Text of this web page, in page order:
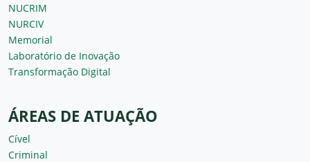
NUCRIM
NURCIV
Memorial
Laboratório de Inovação
Transformação Digital
ÁREAS DE ATUAÇÃO
Cível
Criminal